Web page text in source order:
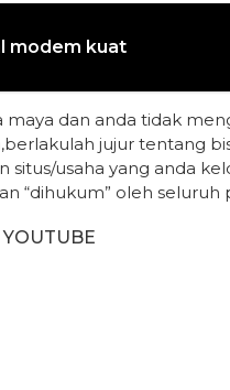
modem kuat
maya dan anda tidak
jujur tentang
situs/usaha yang anda
“dihukum” oleh seluruh